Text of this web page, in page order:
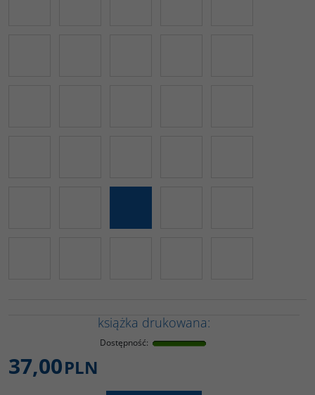
książka drukowana:
Dostępność:
37,00PLN